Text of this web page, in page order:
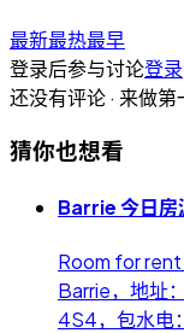
最新最热最早
登录后参与讨论登录
还没有评论 · 来做
猜你也想看
Barrie 今日房
Room for rent
Barrie，地址
4S4，包水电